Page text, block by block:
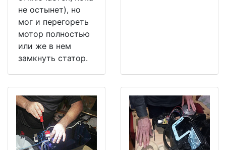
не остынет), но
мог и перегореть
мотор полностью
или же в нем
замкнуть статор.